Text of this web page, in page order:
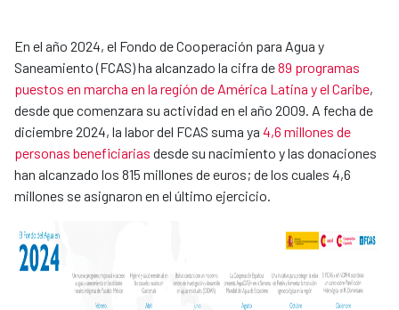
En el año 2024, el Fondo de Cooperación para Agua y
Saneamiento (FCAS) ha alcanzado la cifra de89 programas
puestos en marcha en la región de América Latina y el Caribe,
desde que comenzara su actividad en el año 2009. A fecha de
diciembre 2024, la labor del FCAS suma ya 4,6 millones de
personas beneficiarias desde su nacimiento y las donaciones
han alcanzado los 815 millones de euros; de los cuales 4,6
millones se asignaron en el último ejercicio.